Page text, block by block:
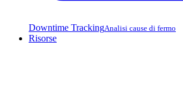
Downtime TrackingAnalisi cause di fermo
Risorse